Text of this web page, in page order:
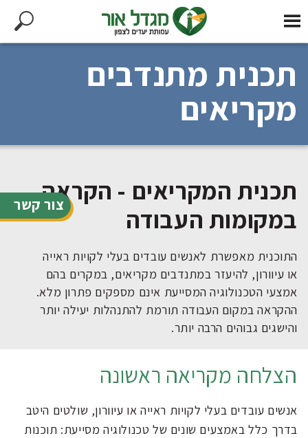
צור קשר
תכנית מתנדבים
מקריאים
תכנית המקריאים - הקראה
במקומות העבודה
התוכנית מאפשרת לאנשים עובדים בעלי לקויות ראייה
או עיוורון, להיעזר במתנדבים מקריאים, במקרים בהם
אמצעי הטכנולוגיה המסייעת אינם מספקים פתרון מלא.
ההקראה במקום העבודה תורמת להתנהלות יעילה יותר
והישגים גבוהים הרבה יותר.
הצלחה מקריאה ראשונה
אנשים עובדים בעלי לקויות ראייה או עיוורון, שולטים היטב
בדרך כלל באמצעים שונים של טכנולוגיה מסייעת: תוכנות